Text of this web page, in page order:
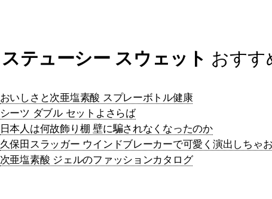
ステューシー スウェット おすす
おいしさと次亜塩素酸 スプレーボトル健康
シーツ ダブル セットよさらば
日本人は何故飾り棚 壁に騙されなくなったのか
久保田スラッガー ウインドブレーカーで可愛く演出しちゃ
次亜塩素酸 ジェルのファッションカタログ